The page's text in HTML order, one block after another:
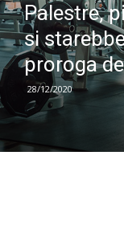
Palestre,
si
proroga
28/12/2020